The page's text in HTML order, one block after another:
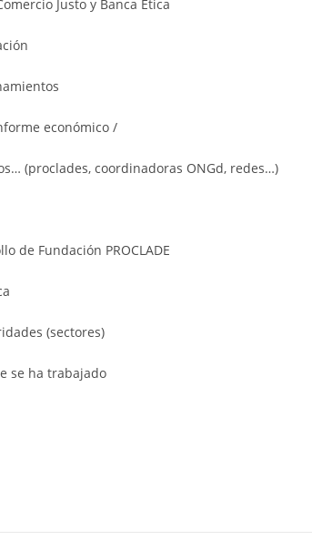
Justo y Banca Ética
económico /
(proclades, coordinadoras ONGd, redes…)
de Fundación PROCLADE
(sectores)
se ha trabajado